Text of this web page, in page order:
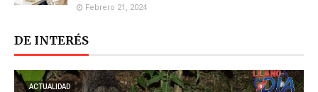
Febrero 21, 2024
DE INTERÉS
ACTUALIDAD